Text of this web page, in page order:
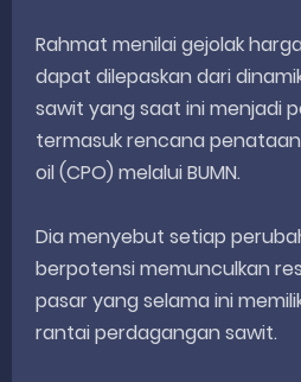
Rahmat menilai gejolak
dapat dilepaskan dari
sawit yang saat ini menjadi
termasuk rencana
oil (CPO) melalui BUMN.
Dia menyebut setiap
berpotensi memunculkan
pasar yang selama ini
rantai perdagangan sawit.